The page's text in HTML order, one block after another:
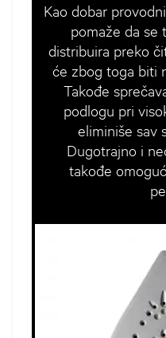
Kao dobar
pomaže da se
distribuira preko
će zbog toga biti
Takođe
podlogu pri
eliminiše sav
Dugotrajno i
takođe